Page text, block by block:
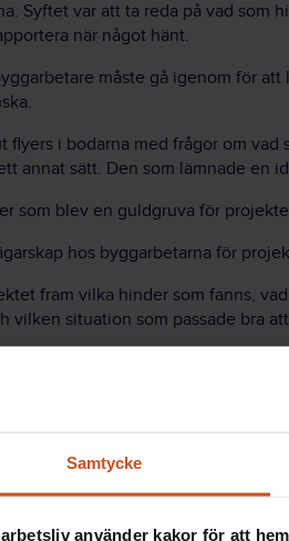
Samtycke
använder kakor för att
Syftet var att ta reda på vad som
när något hänt.
måste gå igenom för
i bodarna med frågor om vad
annat sätt. Den som lämnade en
som blev en guldgruva för
hos byggarbetarna för
fram vilka hinder som fanns,
vilken situation som passade bra
var de också noga med att
satte ut rapporteringsstationer
tillbudsrapporter i en låda.